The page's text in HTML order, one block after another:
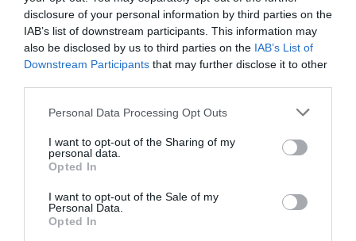
disclosure of your personal information by third parties on the
IAB’s list of downstream participants. This information may
also be disclosed by us to third parties on the IAB’s List of
Downstream Participants that may further disclose it to other
Personal Data Processing Opt Outs
I want to opt-out of the Sharing of my
personal data.
Opted In
I want to opt-out of the Sale of my
Personal Data.
Opted In
Nokia, Ericsson... Huawei: lo que importan
son las patentes
Eulogio López
Isabel Pantoja pierde dos pleitos